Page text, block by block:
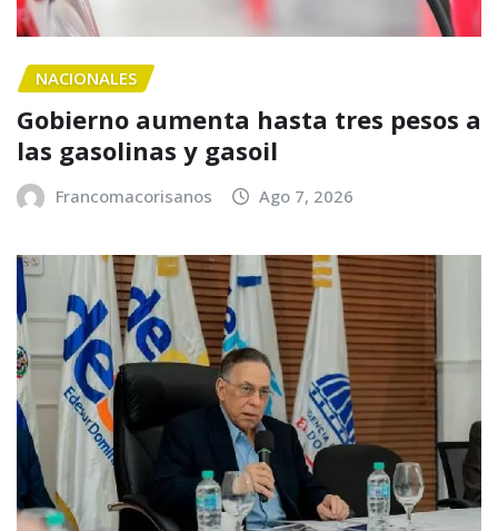
NACIONALES
Gobierno aumenta hasta tres pesos a
las gasolinas y gasoil
Francomacorisanos Ago 7, 2026